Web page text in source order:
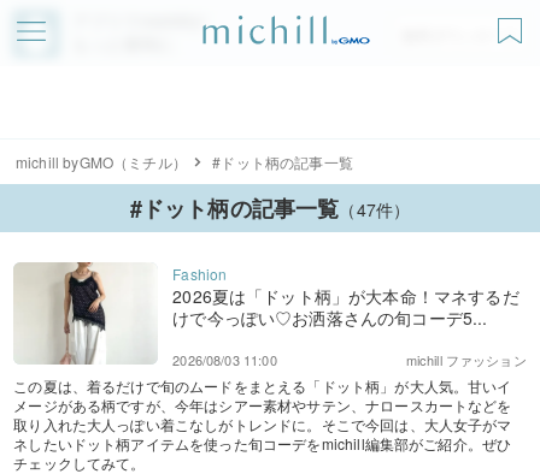
アプリでmichillが
無料ダウンロード
michill byGMO（ミチル） #ドット柄の記事一覧
#ドット柄の記事一覧 （47件）
2026夏は「ドット柄」が大本命！マネするだ
けで今っぽい♡お洒落さんの旬コーデ5...
michill ファッション
2026/08/03 11:00
この夏は、着るだけで旬のムードをまとえる「ドット柄」が大人気。甘いイ
メージがある柄ですが、今年はシアー素材やサテン、ナロースカートなどを
取り入れた大人っぽい着こなしがトレンドに。そこで今回は、大人女子がマ
ネしたいドット柄アイテムを使った旬コーデをmichill編集部がご紹介。ぜひ
チェックしてみて。